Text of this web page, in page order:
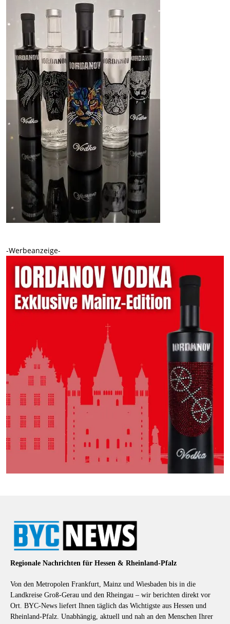
-Werbeanzeige-
Regionale Nachrichten für Hessen & Rheinland-Pfalz
Von den Metropolen Frankfurt, Mainz und Wiesbaden bis in die
Landkreise Groß-Gerau und den Rheingau – wir berichten direkt vor
Ort. BYC-News liefert Ihnen täglich das Wichtigste aus Hessen und
Rheinland-Pfalz. Unabhängig, aktuell und nah an den Menschen Ihrer